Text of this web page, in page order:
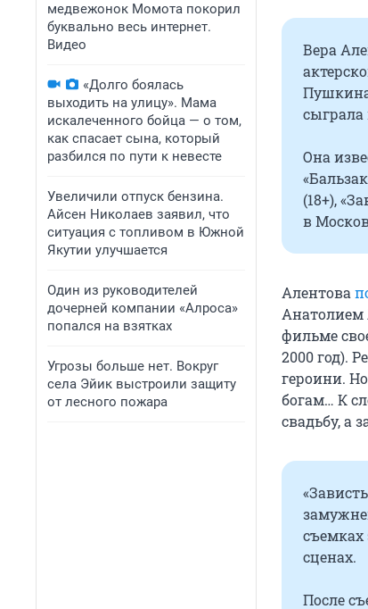
медвежонок Момота покорил
буквально весь интернет.
Видео
«Долго боялась
выходить на улицу». Мама
искалеченного бойца — о том,
как спасает сына, который
разбился по пути к невесте
Увеличили отпуск бензина.
Айсен Николаев заявил, что
ситуация с топливом в Южной
Якутии улучшается
Один из руководителей
дочерней компании «Алроса»
попался на взятках
Угрозы больше нет. Вокруг
села Эйик выстроили защиту
от лесного пожара
Вера
Пушкина
сыграла
Она
(18+),
в
Алентова
Анатолием
фильме
2000 год).
героини.
богам… К
свадьбу, а
съемках
сценах.
После